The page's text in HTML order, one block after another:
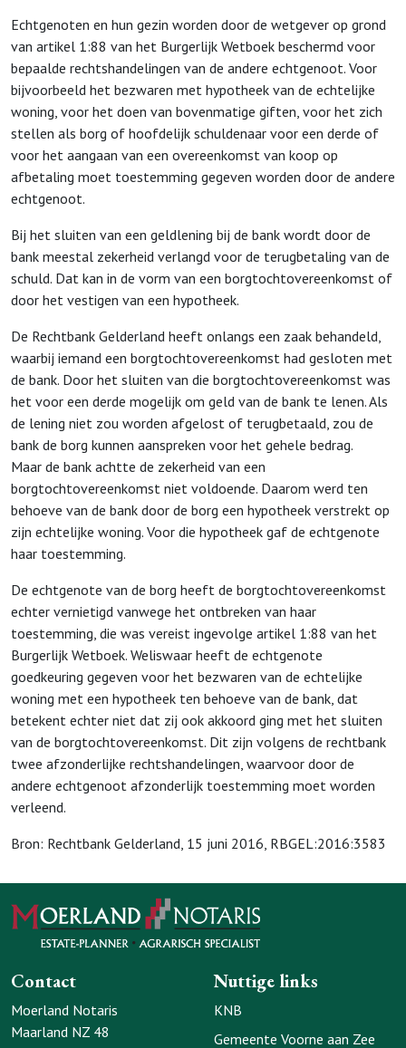
Echtgenoten en hun gezin worden door de wetgever op grond
van artikel 1:88 van het Burgerlijk Wetboek beschermd voor
bepaalde rechtshandelingen van de andere echtgenoot. Voor
bijvoorbeeld het bezwaren met hypotheek van de echtelijke
woning, voor het doen van bovenmatige giften, voor het zich
stellen als borg of hoofdelijk schuldenaar voor een derde of
voor het aangaan van een overeenkomst van koop op
afbetaling moet toestemming gegeven worden door de andere
echtgenoot.
Bij het sluiten van een geldlening bij de bank wordt door de
bank meestal zekerheid verlangd voor de terugbetaling van de
schuld. Dat kan in de vorm van een borgtochtovereenkomst of
door het vestigen van een hypotheek.
De Rechtbank Gelderland heeft onlangs een zaak behandeld,
waarbij iemand een borgtochtovereenkomst had gesloten met
de bank. Door het sluiten van die borgtochtovereenkomst was
het voor een derde mogelijk om geld van de bank te lenen. Als
de lening niet zou worden afgelost of terugbetaald, zou de
bank de borg kunnen aanspreken voor het gehele bedrag.
Maar de bank achtte de zekerheid van een
borgtochtovereenkomst niet voldoende. Daarom werd ten
behoeve van de bank door de borg een hypotheek verstrekt op
zijn echtelijke woning. Voor die hypotheek gaf de echtgenote
haar toestemming.
De echtgenote van de borg heeft de borgtochtovereenkomst
echter vernietigd vanwege het ontbreken van haar
toestemming, die was vereist ingevolge artikel 1:88 van het
Burgerlijk Wetboek. Weliswaar heeft de echtgenote
goedkeuring gegeven voor het bezwaren van de echtelijke
woning met een hypotheek ten behoeve van de bank, dat
betekent echter niet dat zij ook akkoord ging met het sluiten
van de borgtochtovereenkomst. Dit zijn volgens de rechtbank
twee afzonderlijke rechtshandelingen, waarvoor door de
andere echtgenoot afzonderlijk toestemming moet worden
verleend.
Bron: Rechtbank Gelderland, 15 juni 2016, RBGEL:2016:3583
Contact
Moerland Notaris
Maarland NZ 48
Nuttige links
KNB
Gemeente Voorne aan Zee